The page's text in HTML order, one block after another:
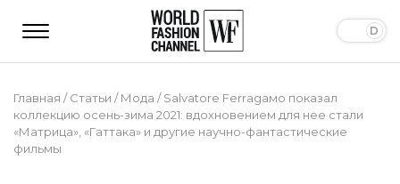
Главная /Статьи /Мода /Sаlvаtоrе Fеrrаgамо показал
коллекцию осень-зима 2021: вдохновением для нее стали
«Матрица», «Гаттака» и другие научно-фантастические
фильмы